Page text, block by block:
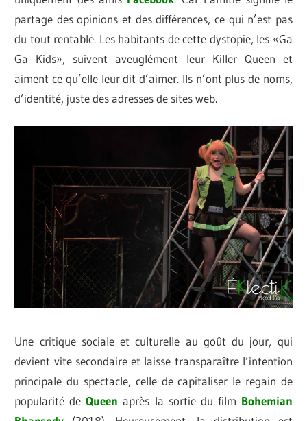
partage des opinions et des différences, ce qui n’est pas
du tout rentable. Les habitants de cette dystopie, les «Ga
Ga Kids», suivent aveuglément leur Killer Queen et
aiment ce qu’elle leur dit d’aimer. Ils n’ont plus de noms,
d’identité, juste des adresses de sites web.
Une critique sociale et culturelle au goût du jour, qui
devient vite secondaire et laisse transparaître l’intention
principale du spectacle, celle de capitaliser le regain de
popularité deQueen après la sortie du film Bohemian